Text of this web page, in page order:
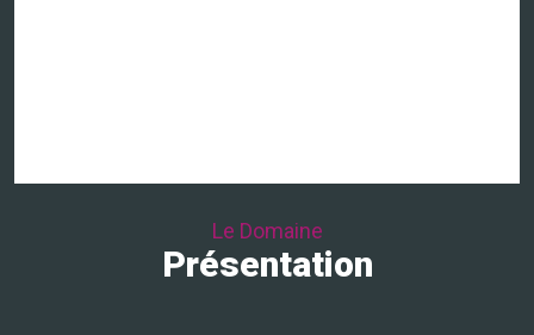
Le Domaine
Présentation